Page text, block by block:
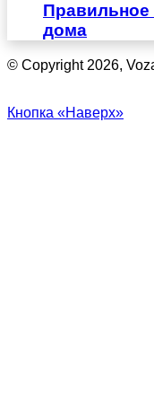
Правильное
дома
© Copyright 2026,
Кнопка «Наверх»